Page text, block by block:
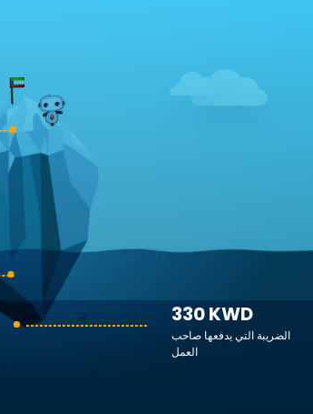
330 KWD
الضريبة التي يدفعها صاحب
العمل